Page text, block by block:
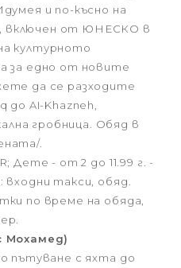
и по-късно на
включен от ЮНЕСКО в
културното
за едно от новите
да се разходите
до AI-Khazneh,
гробница. Обяд в
.
Дете - от 2 до 11.99 г. -
входни такси, обяд.
по време на обяда,
Мохамед)
пътуване с яхта до